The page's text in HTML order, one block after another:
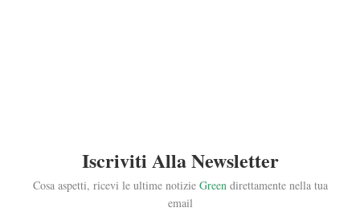
Iscriviti Alla Newsletter
Cosa aspetti, ricevi le ultime notizie Greendirettamente nella tua
email